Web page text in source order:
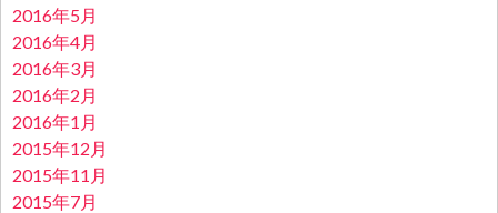
2016年5月
2016年4月
2016年3月
2016年2月
2016年1月
2015年12月
2015年11月
2015年7月